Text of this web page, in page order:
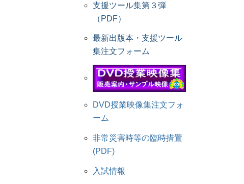
支援ツール集第３弾
（PDF）
最新出版本・支援ツール
集注文フォーム
DVD授業映像集注文フォ
ーム
非常災害時等の臨時措置
(PDF)
入試情報